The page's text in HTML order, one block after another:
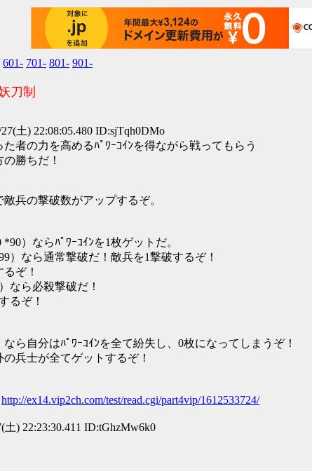
601- 701- 801- 901-
刀制
27(土) 22:08:05.480 ID:sjTqh0DMo
者の力を高めるﾊﾟﾜｰｺｲﾝを得ながら戦ってもらう
勝ちだ！
兵の撃破数がアップするぞ。
）ならﾊﾟﾜｰｺｲﾝを1枚ゲットだ。
）なら通常撃破だ！敵兵を1撃破するぞ！
ぞ！
なら必殺撃破だ！
るぞ！
なら自分はﾊﾟﾜｰｺｲﾝを全て紛失し、0枚になってしまうぞ！
兵士が全てゲットするぞ！
http://ex14.vip2ch.com/test/read.cgi/part4vip/1612533724/
土) 22:23:30.411 ID:tGhzMw6k0